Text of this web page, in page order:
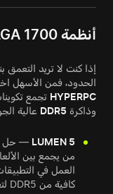
أنظمة LGA 1700 الجاهزة من HYPERPC
الحدود، فمن الأسهل
HYPERPC تجمع
وذاكرة DDR5 عالية
LUMEN 5 — حل
من يجمع بين
كافية من DDR5 لتعدد المهام.